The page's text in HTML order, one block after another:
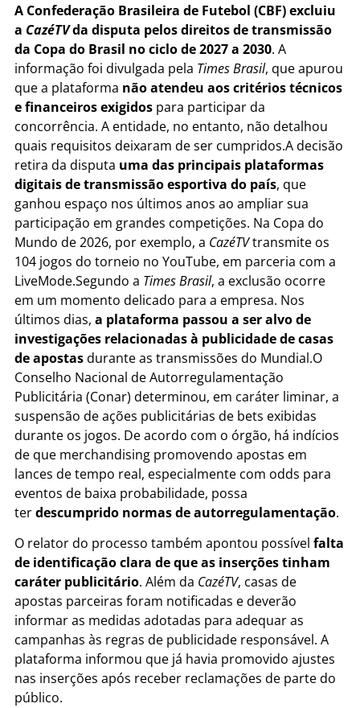
A Confederação Brasileira de Futebol (CBF) excluiu
a CazéTVda disputa pelos direitos de transmissão
da Copa do Brasil no ciclo de 2027 a 2030. A
informação foi divulgada pela Times Brasil, que apurou
que a plataforma não atendeu aos critérios técnicos
e financeiros exigidos para participar da
concorrência. A entidade, no entanto, não detalhou
quais requisitos deixaram de ser cumpridos.A decisão
retira da disputa uma das principais plataformas
digitais de transmissão esportiva do país, que
ganhou espaço nos últimos anos ao ampliar sua
participação em grandes competições. Na Copa do
Mundo de 2026, por exemplo, a CazéTVtransmite os
104 jogos do torneio no YouTube, em parceria com a
LiveMode.Segundo a Times Brasil, a exclusão ocorre
em um momento delicado para a empresa. Nos
últimos dias, a plataforma passou a ser alvo de
investigações relacionadas à publicidade de casas
de apostasdurante as transmissões do Mundial.O
Conselho Nacional de Autorregulamentação
Publicitária (Conar) determinou, em caráter liminar, a
suspensão de ações publicitárias de bets exibidas
durante os jogos. De acordo com o órgão, há indícios
de que merchandising promovendo apostas em
lances de tempo real, especialmente com odds para
eventos de baixa probabilidade, possa
terdescumprido normas de autorregulamentação.
O relator do processo também apontou possível falta
de identificação clara de que as inserções tinham
caráter publicitário. Além da CazéTV, casas de
apostas parceiras foram notificadas e deverão
informar as medidas adotadas para adequar as
campanhas às regras de publicidade responsável. A
plataforma informou que já havia promovido ajustes
nas inserções após receber reclamações de parte do
público.